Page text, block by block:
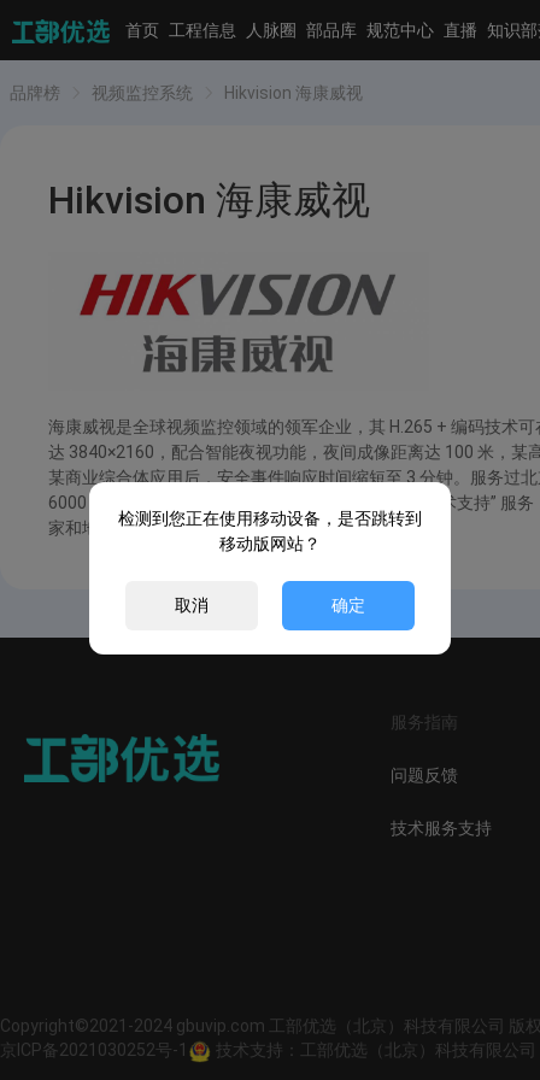
首页 工程信息 人脉圈 部品库 规范中心 直播 知识
品牌榜 视频监控系统 Hikvision 海康威视
Hikvision 海康威视
海康威视是全球视频监控领域的领军企业，其 H.265 + 编码技术
达 3840×2160，配合智能夜视功能，夜间成像距离达 100 米，
某商业综合体应用后，安全事件响应时间缩短至 3 分钟。服务过
6000 + 研发人员，提供 “3 年整机质保 + 7×24 小时技术支持” 服
家和地区。
服务指南
问题反馈
技术服务支持
Copyright©2021-2024 gbuvip.com 工部优选（北京）科技有限公司 版
京ICP备2021030252号-1
技术支持：工部优选（北京）科技有限公司
检测到您正在使用移动设备，是否跳转到
移动版网站？
取消 确定